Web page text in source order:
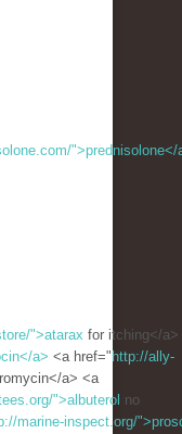
">prednisolone</
">atarax for itching</a>
a> <a href=" http://ally-
a> <a
">albuterol no
marine-inspect.org/